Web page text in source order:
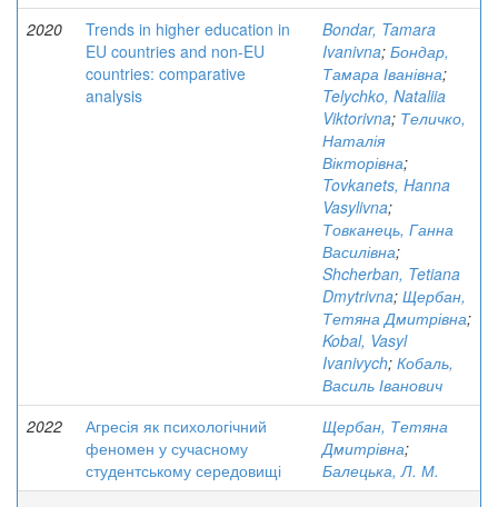
2020
Trends in higher education in
EU countries and non-EU
countries: comparative
analysis
Bondar, Tamara
Ivanivna; Бондар,
Тамара Іванівна;
Telychko, Nataliia
Viktorivna; Теличко,
Наталія
Вікторівна;
Tovkanets, Hanna
Vasylivna;
Товканець, Ганна
Василівна;
Shcherban, Tetiana
Dmytrivna; Щербан,
Тетяна Дмитрівна;
Kobal, Vasyl
Ivanivych; Кобаль,
Василь Іванович
2022
Агресія як психологічний
феномен у сучасному
студентському середовищі
Щербан, Тетяна
Дмитрівна;
Балецька, Л. М.